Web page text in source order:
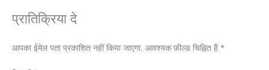
प्रातिक्रिया दे
आपका ईमेल पता प्रकाशित नहीं किया जाएगा. आवश्यक फ़ील्ड चिह्नित हैं *